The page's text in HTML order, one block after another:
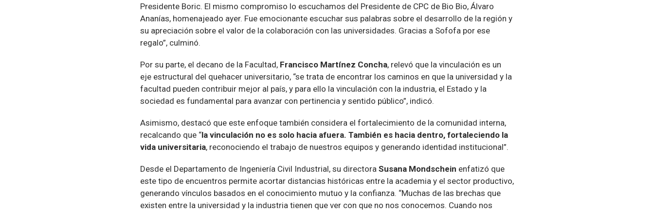
Presidente Boric. El mismo compromiso lo escuchamos del Presidente de CPC de Bio Bio, Álvaro
Ananías, homenajeado ayer. Fue emocionante escuchar sus palabras sobre el desarrollo de la región y
su apreciación sobre el valor de la colaboración con las universidades. Gracias a Sofofa por ese
regalo”, culminó.
Por su parte, el decano de la Facultad, Francisco Martínez Concha, relevó que la vinculación es un
eje estructural del quehacer universitario, “se trata de encontrar los caminos en que la universidad y la
facultad pueden contribuir mejor al país, y para ello la vinculación con la industria, el Estado y la
sociedad es fundamental para avanzar con pertinencia y sentido público”, indicó.
Asimismo, destacó que este enfoque también considera el fortalecimiento de la comunidad interna,
recalcando que “la vinculación no es solo hacia afuera. También es hacia dentro, fortaleciendo la
vida universitaria, reconociendo el trabajo de nuestros equipos y generando identidad institucional”.
Desde el Departamento de Ingeniería Civil Industrial, su directora Susana Mondschein enfatizó que
este tipo de encuentros permite acortar distancias históricas entre la academia y el sector productivo,
generando vínculos basados en el conocimiento mutuo y la confianza. “Muchas de las brechas que
existen entre la universidad y la industria tienen que ver con que no nos conocemos. Cuando nos